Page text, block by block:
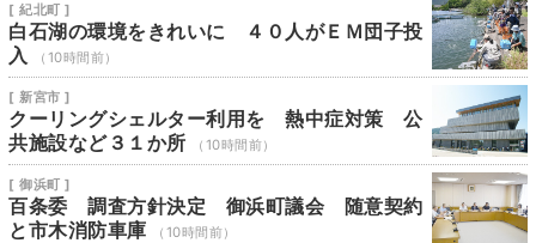
[ 紀北町 ]
白石湖の環境をきれいに ４０人がＥＭ団子投
入
（10時間前）
[ 新宮市 ]
クーリングシェルター利用を 熱中症対策 公
共施設など３１か所
（10時間前）
[ 御浜町 ]
百条委 調査方針決定 御浜町議会 随意契約
と市木消防車庫
（10時間前）